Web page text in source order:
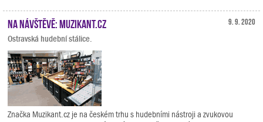
9. 9. 2020
Na návštěvě: Muzikant.cz
Ostravská hudební stálice.
Značka Muzikant.cz je na českém trhu s hudebními nástroji a zvukovou